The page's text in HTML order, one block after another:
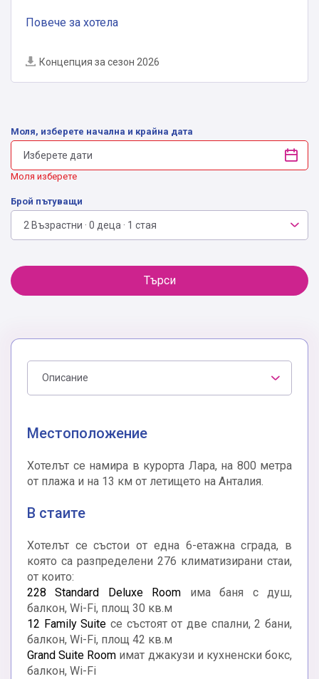
Повече за хотела
Концепция за сезон 2026
Моля, изберете начална и крайна дата
Моля изберете
Брой пътуващи
2 Възрастни · 0 деца · 1 стая
Търси
Описание
Местоположение
Хотелът се намира в курорта Лара, на 800 метра
от плажа и на 13 км от летището на Анталия.
В стаите
Хотелът се състои от една 6-етажна сграда, в
която са разпределени 276 климатизирани стаи,
от които:
228 Standard Deluxe Room има баня с душ,
балкон, Wi-Fi, площ 30 кв.м
12 Family Suite се състоят от две спални, 2 бани,
балкон, Wi-Fi, площ 42 кв.м
Grand Suite Room имат джакузи и кухненски бокс,
балкон, Wi-Fi